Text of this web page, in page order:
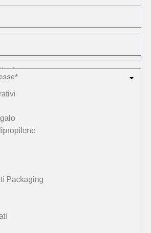
Packaging
sulla
la Newsletter di STAR